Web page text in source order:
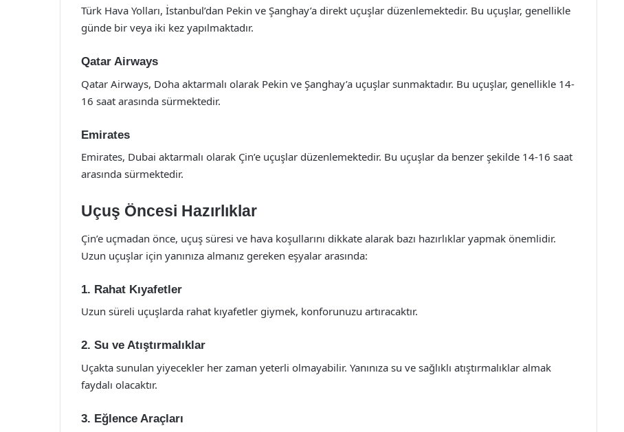
Türk Hava Yolları, İstanbul’dan Pekin ve Şanghay’a direkt uçuşlar düzenlemektedir. Bu uçuşlar, genellikle
günde bir veya iki kez yapılmaktadır.
Qatar Airways
Qatar Airways, Doha aktarmalı olarak Pekin ve Şanghay’a uçuşlar sunmaktadır. Bu uçuşlar, genellikle 14-
16 saat arasında sürmektedir.
Emirates
Emirates, Dubai aktarmalı olarak Çin’e uçuşlar düzenlemektedir. Bu uçuşlar da benzer şekilde 14-16 saat
arasında sürmektedir.
Uçuş Öncesi Hazırlıklar
Çin’e uçmadan önce, uçuş süresi ve hava koşullarını dikkate alarak bazı hazırlıklar yapmak önemlidir.
Uzun uçuşlar için yanınıza almanız gereken eşyalar arasında:
1. Rahat Kıyafetler
Uzun süreli uçuşlarda rahat kıyafetler giymek, konforunuzu artıracaktır.
2. Su ve Atıştırmalıklar
Uçakta sunulan yiyecekler her zaman yeterli olmayabilir. Yanınıza su ve sağlıklı atıştırmalıklar almak
faydalı olacaktır.
3. Eğlence Araçları